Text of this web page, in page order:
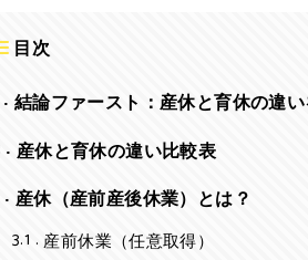
目次
結論ファースト：産休と育休の違
産休と育休の違い比較表
産休（産前産後休業）とは？
3.1
産前休業（任意取得）